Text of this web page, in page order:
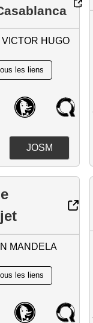
HUGO
JOSM
MANDELA